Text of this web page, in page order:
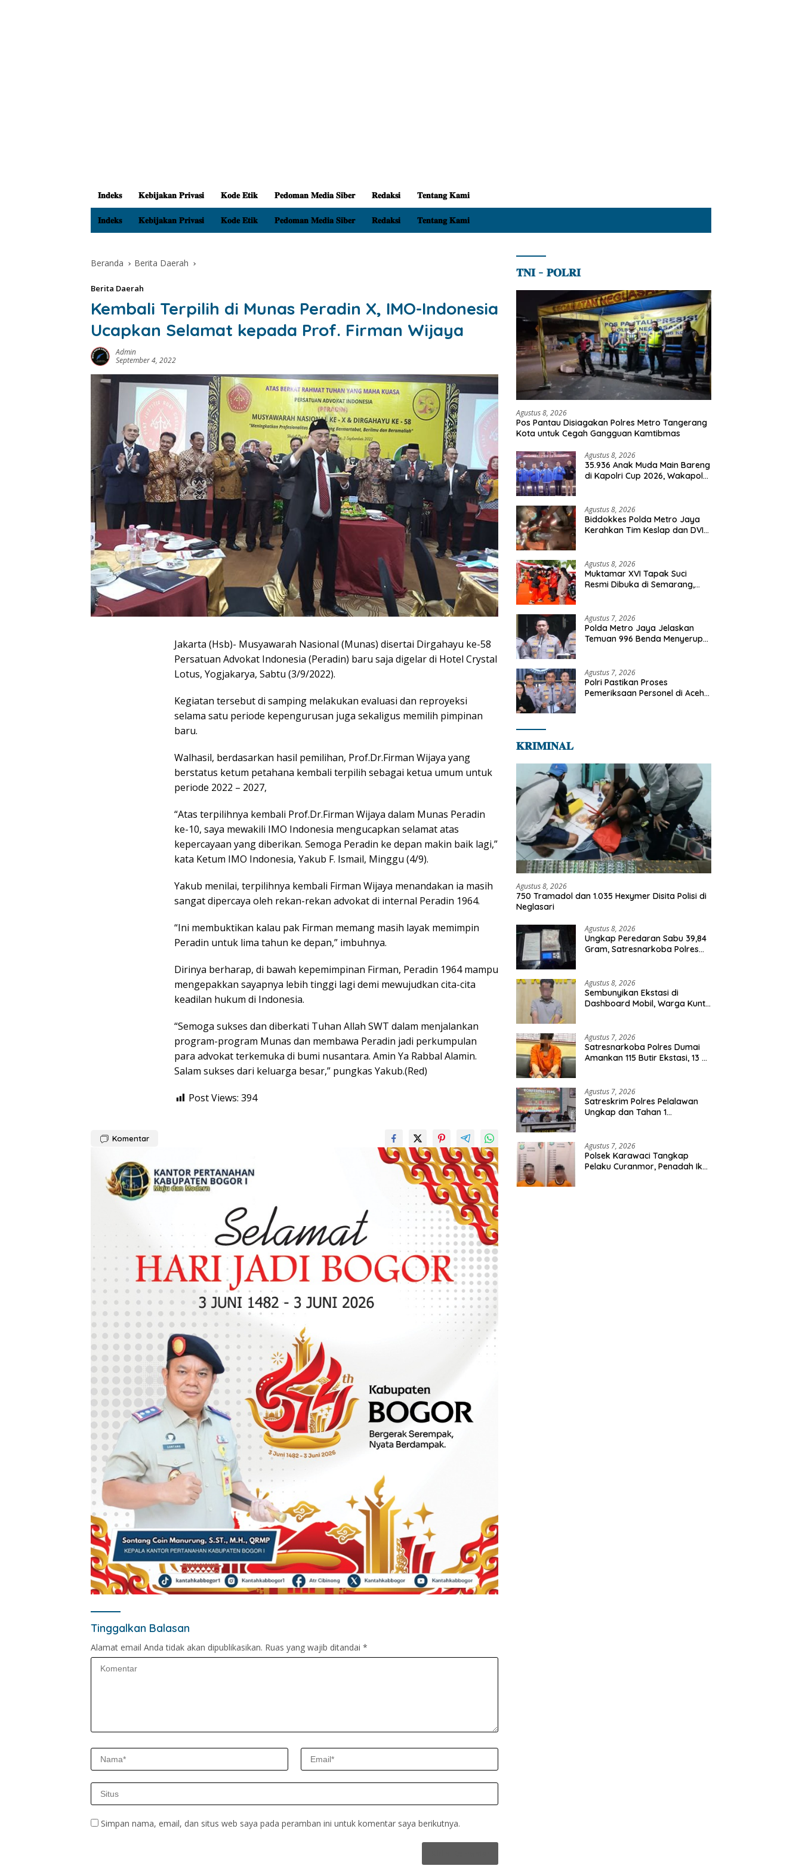
𝐈𝐧𝐝𝐞𝐤𝐬 𝐊𝐞𝐛𝐢𝐣𝐚𝐤𝐚𝐧 𝐏𝐫𝐢𝐯𝐚𝐬𝐢 𝐊𝐨𝐝𝐞 𝐄𝐭𝐢𝐤 𝐏𝐞𝐝𝐨𝐦𝐚𝐧 𝐌𝐞𝐝𝐢𝐚 𝐒𝐢𝐛𝐞𝐫 𝐑𝐞𝐝𝐚𝐤𝐬𝐢 𝐓𝐞𝐧𝐭𝐚𝐧𝐠 𝐊𝐚𝐦𝐢
𝐈𝐧𝐝𝐞𝐤𝐬 𝐊𝐞𝐛𝐢𝐣𝐚𝐤𝐚𝐧 𝐏𝐫𝐢𝐯𝐚𝐬𝐢 𝐊𝐨𝐝𝐞 𝐄𝐭𝐢𝐤 𝐏𝐞𝐝𝐨𝐦𝐚𝐧 𝐌𝐞𝐝𝐢𝐚 𝐒𝐢𝐛𝐞𝐫 𝐑𝐞𝐝𝐚𝐤𝐬𝐢 𝐓𝐞𝐧𝐭𝐚𝐧𝐠 𝐊𝐚𝐦𝐢
Beranda Berita Daerah
Berita Daerah
Kembali Terpilih di Munas Peradin X, IMO-Indonesia
Ucapkan Selamat kepada Prof. Firman Wijaya
Admin
September 4, 2022
Jakarta (Hsb)- Musyawarah Nasional (Munas) disertai Dirgahayu ke-58
Persatuan Advokat Indonesia (Peradin) baru saja digelar di Hotel Crystal
Lotus, Yogjakarya, Sabtu (3/9/2022).
Kegiatan tersebut di samping melakukan evaluasi dan reproyeksi
selama satu periode kepengurusan juga sekaligus memilih pimpinan
baru.
Walhasil, berdasarkan hasil pemilihan, Prof.Dr.Firman Wijaya yang
berstatus ketum petahana kembali terpilih sebagai ketua umum untuk
periode 2022 – 2027,
“Atas terpilihnya kembali Prof.Dr.Firman Wijaya dalam Munas Peradin
ke-10, saya mewakili IMO Indonesia mengucapkan selamat atas
kepercayaan yang diberikan. Semoga Peradin ke depan makin baik lagi,”
kata Ketum IMO Indonesia, Yakub F. Ismail, Minggu (4/9).
Yakub menilai, terpilihnya kembali Firman Wijaya menandakan ia masih
sangat dipercaya oleh rekan-rekan advokat di internal Peradin 1964.
“Ini membuktikan kalau pak Firman memang masih layak memimpin
Peradin untuk lima tahun ke depan,” imbuhnya.
Dirinya berharap, di bawah kepemimpinan Firman, Peradin 1964 mampu
mengepakkan sayapnya lebih tinggi lagi demi mewujudkan cita-cita
keadilan hukum di Indonesia.
“Semoga sukses dan diberkati Tuhan Allah SWT dalam menjalankan
program-program Munas dan membawa Peradin jadi perkumpulan
para advokat terkemuka di bumi nusantara. Amin Ya Rabbal Alamin.
Salam sukses dari keluarga besar,” pungkas Yakub.(Red)
Post Views: 394
Komentar
Tinggalkan Balasan
Alamat email Anda tidak akan dipublikasikan. Ruas yang wajib ditandai *
Simpan nama, email, dan situs web saya pada peramban ini untuk komentar saya berikutnya.
𝐓𝐍𝐈 – 𝐏𝐎𝐋𝐑𝐈
Agustus 8, 2026
Pos Pantau Disiagakan Polres Metro Tangerang
Kota untuk Cegah Gangguan Kamtibmas
Agustus 8, 2026
35.936 Anak Muda Main Bareng
di Kapolri Cup 2026, Wakapolri:
Agustus 8, 2026
Biddokkes Polda Metro Jaya
Kerahkan Tim Keslap dan DVI
Agustus 8, 2026
Muktamar XVI Tapak Suci
Resmi Dibuka di Semarang,
Agustus 7, 2026
Polda Metro Jaya Jelaskan
Temuan 996 Benda Menyerupai
Agustus 7, 2026
Polri Pastikan Proses
Pemeriksaan Personel di Aceh
𝐊𝐑𝐈𝐌𝐈𝐍𝐀𝐋
Agustus 8, 2026
750 Tramadol dan 1.035 Hexymer Disita Polisi di
Neglasari
Agustus 8, 2026
Ungkap Peredaran Sabu 39,84
Gram, Satresnarkoba Polres
Agustus 8, 2026
Sembunyikan Ekstasi di
Dashboard Mobil, Warga Kuntu
Agustus 7, 2026
Satresnarkoba Polres Dumai
Amankan 115 Butir Ekstasi, 13 Pil
Agustus 7, 2026
Satreskrim Polres Pelalawan
Ungkap dan Tahan 1
Agustus 7, 2026
Polsek Karawaci Tangkap
Pelaku Curanmor, Penadah Ikut